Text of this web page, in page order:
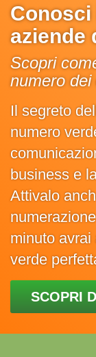
aziende
Scopri
numero dei
Il segreto
numero
business e
Attivalo
minuto avrai
verde
SCOPRI